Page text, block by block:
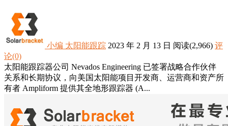
小编 太阳能跟踪 2023 年 2 月 13 日 阅读(2,966) 评
论(0)
太阳能跟踪器公司 Nevados Engineering 已签署战略合作伙伴
关系和长期协议，向美国太阳能项目开发商、运营商和资产所
有者 Ampliform 提供其全地形跟踪器 (A...